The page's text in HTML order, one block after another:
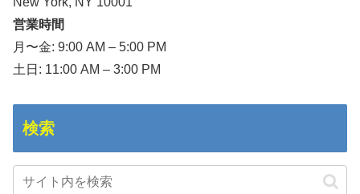
営業時間
月〜金: 9:00 AM – 5:00 PM
土日: 11:00 AM – 3:00 PM
検索